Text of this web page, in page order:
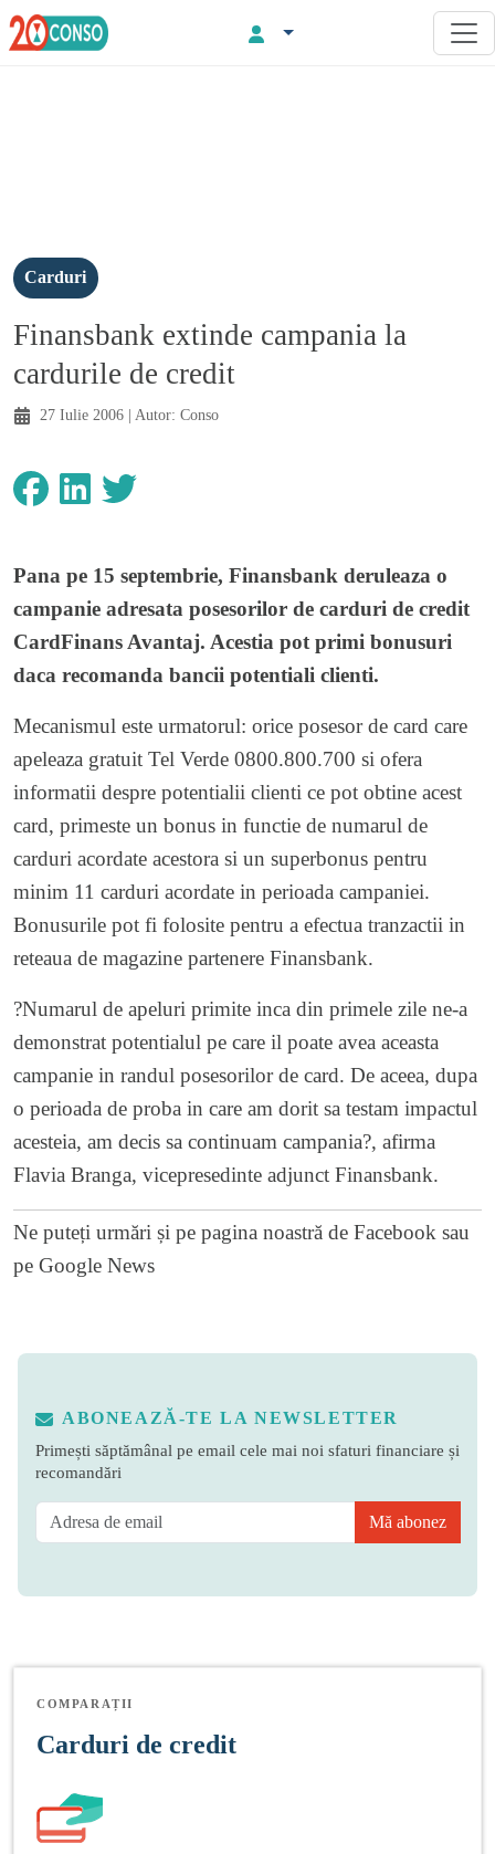
Carduri
Finansbank extinde campania la
cardurile de credit
27 Iulie 2006 | Autor: Conso
Pana pe 15 septembrie, Finansbank deruleaza o
campanie adresata posesorilor de carduri de credit
CardFinans Avantaj. Acestia pot primi bonusuri
daca recomanda bancii potentiali clienti.
Mecanismul este urmatorul: orice posesor de card care
apeleaza gratuit Tel Verde 0800.800.700 si ofera
informatii despre potentialii clienti ce pot obtine acest
card, primeste un bonus in functie de numarul de
carduri acordate acestora si un superbonus pentru
minim 11 carduri acordate in perioada campaniei.
Bonusurile pot fi folosite pentru a efectua tranzactii in
reteaua de magazine partenere Finansbank.
?Numarul de apeluri primite inca din primele zile ne-a
demonstrat potentialul pe care il poate avea aceasta
campanie in randul posesorilor de card. De aceea, dupa
o perioada de proba in care am dorit sa testam impactul
acesteia, am decis sa continuam campania?, afirma
Flavia Branga, vicepresedinte adjunct Finansbank.
Ne puteți urmări și pe pagina noastră de Facebook sau
pe Google News
ABONEAZĂ-TE LA NEWSLETTER
Primești săptămânal pe email cele mai noi sfaturi financiare și
recomandări
Mă abonez
COMPARAȚII
Carduri de credit